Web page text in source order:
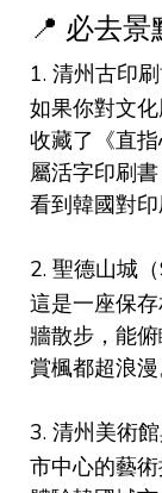
📍 必去景
1. 清州古印
如果你對文
收藏了《直
屬活字印刷
看到韓國對印
2. 聖德山城
這是一座保
牆散步，能
賞楓都超浪
3. 清州美術
市中心的藝